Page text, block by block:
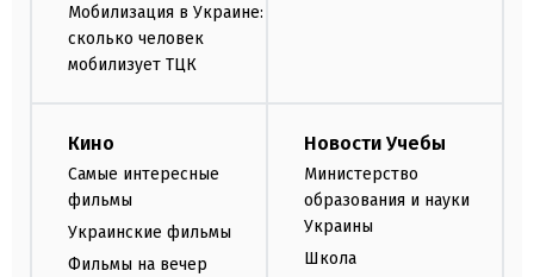
Мобилизация в Украине:
сколько человек
мобилизует ТЦК
Кино
Самые интересные
фильмы
Украинские фильмы
Фильмы на вечер
Новости Учебы
Министерство
образования и науки
Украины
Школа